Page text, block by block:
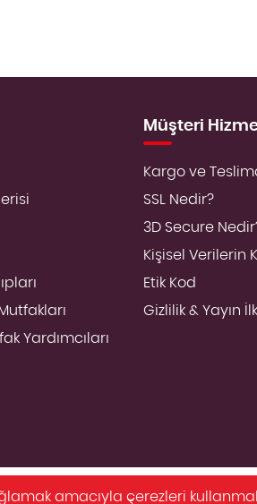
Yardımcıları
Müşteri
Kargo ve
SSL Nedir?
3D Secure
Kişisel Verilerin
Etik Kod
Gizlilik & Yayın
amacıyla çerezleri